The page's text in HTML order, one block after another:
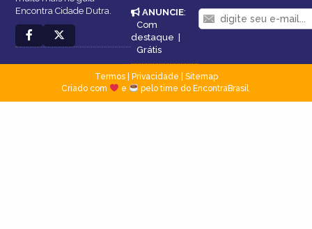
Encontra Cidade Dutra.
ANUNCIE:
Com
destaque
Grátis
Termos| Privacidade
Sitemap
Criado com
e pelo time do EncontraBrasil